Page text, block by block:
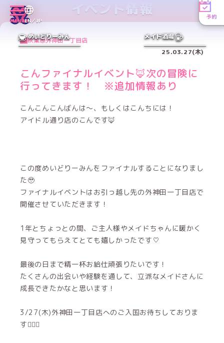
MENUEN／JP
予約
めいどりーみん メイド酒場
イベント情報
秋葉原外神田一丁目店
25.03.27(木)
こんファイナルイベント🦊次の冒険に
行ってきます！ ※追加情報あり
こんこんこんばんは〜、もしくはこんちには！
アイドル通り店のこんです🦊
この度めいどりーみんをファイナルすることになりまし
た🥹
ファイナルイベントはお引っ越し先の外神田一丁目店で
開催させていただきます！
1年とちょっとの間、ご主人様やメイドちゃんに暖かく
見守ってもらえてとても嬉しかったです♡
最後の日まで精一杯お給仕頑張りたいです！
たくさんの出会いや経験を通して、立派なメイドさんに
成長できたかなと思います！
3/27(木)外神田一丁目店へのご入国お待ちしておりま
す✊🏻💞